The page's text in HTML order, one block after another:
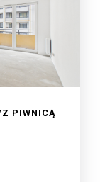
Z PIWNICĄ